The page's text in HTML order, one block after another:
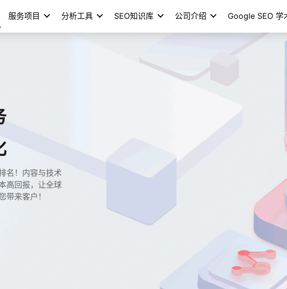
服务项目 分析工具 SEO知识库 公司介绍 Google SEO 学
名！内容与技术
高回报，让全球
来客户！